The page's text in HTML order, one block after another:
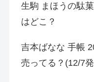
生駒 まほうの駄
はどこ？
吉本ばなな 手帳
売ってる？(12/7